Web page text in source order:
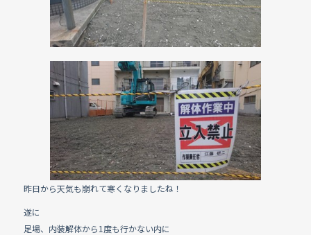
昨日から天気も崩れて寒くなりましたね！
遂に
足場、内装解体から1度も行かない内に